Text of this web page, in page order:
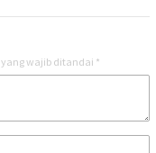
yang wajib ditandai *